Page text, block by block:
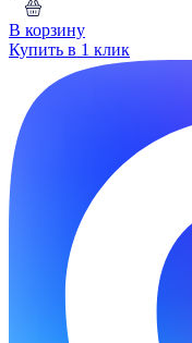
В корзину
Купить в 1 клик